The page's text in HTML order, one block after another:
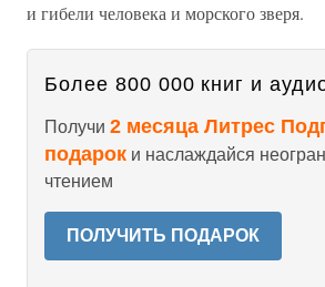
и гибели человека и морского зверя.
Более 800 000 книг и
Получи 2 месяца Литрес
подарок и наслаждайся
чтением
ПОЛУЧИТЬ ПОДАРОК